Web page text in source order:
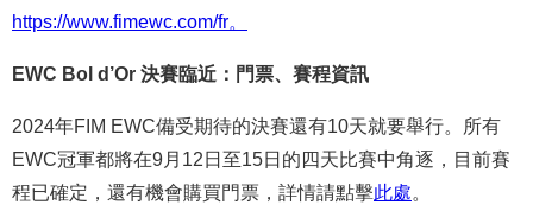
https://www.fimewc.com/fr。
EWC Bol d’Or 決賽臨近：門票、賽程資訊
2024年FIM EWC備受期待的決賽還有10天就要舉行。所有
EWC冠軍都將在9月12日至15日的四天比賽中角逐，目前賽
程已確定，還有機會購買門票，詳情請點擊此處